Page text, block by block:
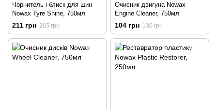
Чорнитель і блиск для шин
Nowax Tyre Shine, 750мл
211 грн 265 грн
Очисник двигуна Nowax
Engine Cleaner, 750мл
104 грн 130 грн